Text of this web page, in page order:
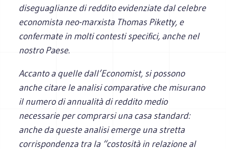
diseguaglianze di reddito evidenziate dal celebre
economista neo-marxista Thomas Piketty, e
confermate in molti contesti specifici, anche nel
nostro Paese.
Accanto a quelle dall’Economist, si possono
anche citare le analisi comparative che misurano
il numero di annualità di reddito medio
necessarie per comprarsi una casa standard:
anche da queste analisi emerge una stretta
corrispondenza tra la “costosità in relazione al